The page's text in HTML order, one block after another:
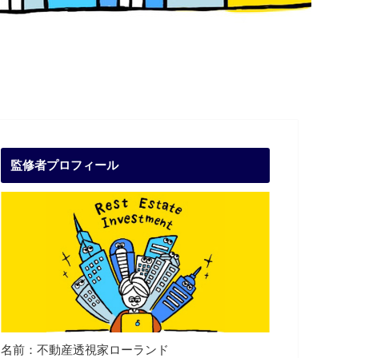
監修者プロフィール
名前：不動産透視家ローランド